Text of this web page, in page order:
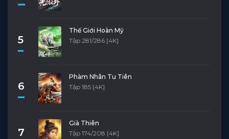
5
Thế Giới Hoàn Mỹ
Tập 281/286 [4K]
6
Phàm Nhân Tu Tiên
Tập 185 [4K]
7
Già Thiên
Tập 174/208 [4K]